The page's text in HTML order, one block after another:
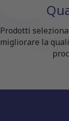
Prodotti
migliorare la